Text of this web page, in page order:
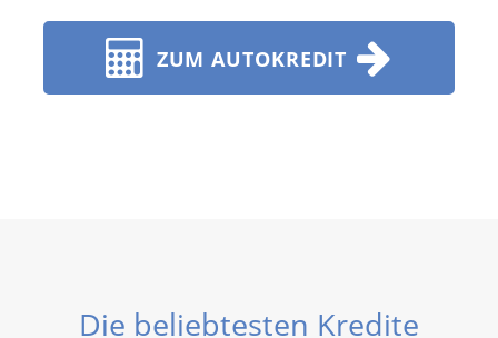
ZUM AUTOKREDIT
Die beliebtesten Kredite